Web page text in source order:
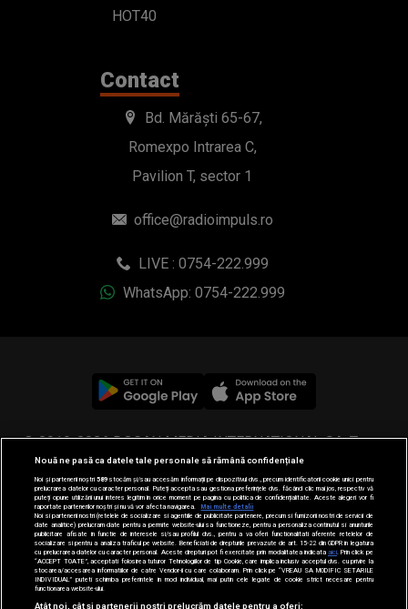
HOT40
Contact
Bd. Mărăști 65-67,
Romexpo Intrarea C,
Pavilion T, sector 1
office@radioimpuls.ro
LIVE : 0754-222.999
WhatsApp: 0754-222.999
© 2019-2026 DOGAN MEDIA INTERNATIONAL SA, Toate
drepturile rezervate.
Nouă ne pasă ca datele tale personale să rămână confidențiale
Noi și partenerii noștri589stocăm și/sau accesăm informații pe dispozitivul dvs., precum identificatorii cookie unici pentru
prelucrarea datelor cu caracter personal. Puteți accepta sau gestiona preferințele dvs. făcând clic mai jos, respectiv vă
puteți opune utilizării unui interes legitim în orice moment pe pagina cu politica de confidențialitate. Aceste alegeri vor fi
raportate partenerilor noștri și nu vă vor afecta navigarea.
Mai multe detalii
Noi si partenerii nostri (retelele de socializare si agentiile de publicitate partenere, precum si furnizorii nostri de servicii de
date analitice) prelucram date pentru a permite website-ului sa functioneze, pentru a personaliza continutul si anunturile
publicitare afisate in functie de interesele si/sau profilul dvs., pentru a va oferi functionalitati aferente retelelor de
socializare si pentru a analiza traficul pe website. Beneficiati de drepturile prevazute de art. 15-22 din GDPR in legatura
cu prelucrarea datelor cu caracter personal. Aceste drepturi pot fi exercitate prin modalitatea indicataaici . Prin click pe
“ACCEPT TOATE”, acceptati folosirea tuturor Tehnologiilor de tip Cookie, care implica inclusiv acceptul dvs. cu privire la
stocarea/accesarea informatiilor de catre Vendor-ii cu care colaboram. Prin click pe “VREAU SA MODIFIC SETARILE
INDIVIDUAL” puteti schimba preferintele in mod individual, mai putin cele legate de cookie strict necesare pentru
functionarea website-ului.
Atât noi, cât și partenerii noștri prelucrăm datele pentru a oferi: